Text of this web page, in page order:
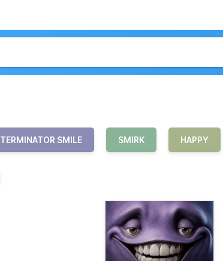
TERMINATOR SMILE SMIRK HAPPY